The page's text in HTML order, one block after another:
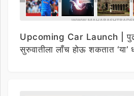
Upcoming Car Launch |
सुरुवातीला लाँच होऊ शकतात ‘या’